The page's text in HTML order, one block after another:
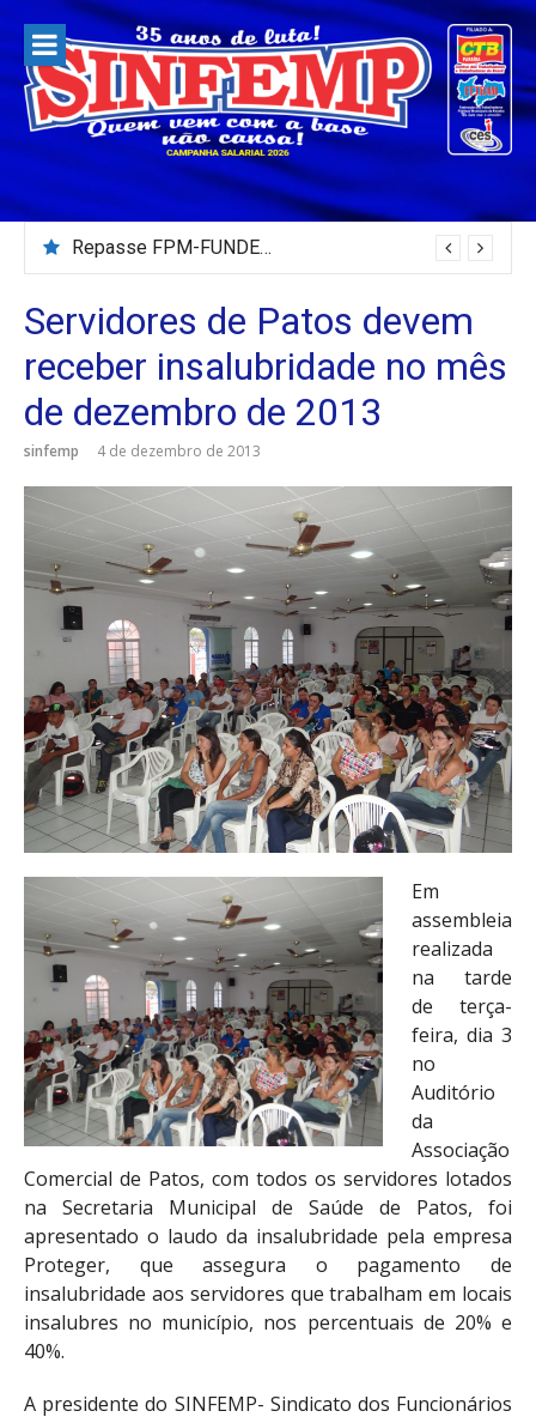
para
conteúdo
Repasse FPM-FUNDEB – Julho/2026
Servidores de Patos devem
receber insalubridade no mês
de dezembro de 2013
sinfemp 4 de dezembro de 2013
Em
assembleia
realizada
na tarde
de terça-
feira, dia 3
no
Auditório
da
Associação
Comercial de Patos, com todos os servidores lotados
na Secretaria Municipal de Saúde de Patos, foi
apresentado o laudo da insalubridade pela empresa
Proteger, que assegura o pagamento de
insalubridade aos servidores que trabalham em locais
insalubres no município, nos percentuais de 20% e
40%.
A presidente do SINFEMP- Sindicato dos Funcionários